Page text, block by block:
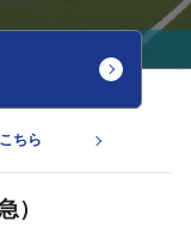
ちら
）